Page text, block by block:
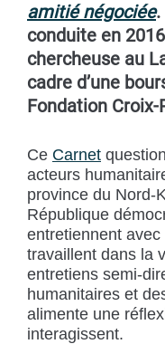
amitié négociée.
conduite en
chercheuse au
cadre d’une
Fondation
Ce Carnet
acteurs
province du Nord-
République
entretiennent
travaillent dans la
entretiens semi-
humanitaires et
alimente une
interagissent.